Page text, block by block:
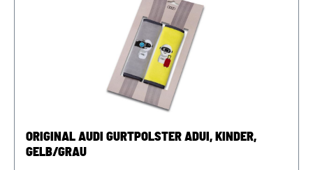
spülmaschinengeeignet. Hergestellt in Kooperation mit
Koziol steht sie für Qualität und Alltagstauglichkeit. Das
robuste Material ist frei von BPA, Melamin und Bambus
sowie recyclebar – für ein sicheres Gefühl bei jeder
Ordnung und Qualität in den Alltag Deines Kindes –
praktisch, sicher und stylisch zugleich. Highlights: Brotdose
Design für mehr Spaß im Alltag Sicheres Material – frei von
ORIGINAL AUDI GURTPOLSTER ADUI, KINDER,
GELB/GRAU